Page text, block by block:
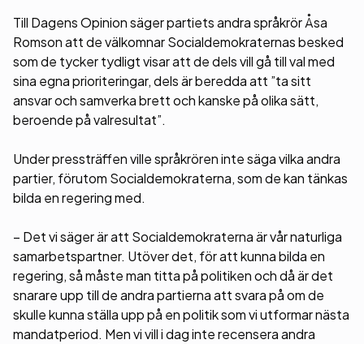
Till Dagens Opinion säger partiets andra språkrör Åsa
Romson att de välkomnar Socialdemokraternas besked
som de tycker tydligt visar att de dels vill gå till val med
sina egna prioriteringar, dels är beredda att ”ta sitt
ansvar och samverka brett och kanske på olika sätt,
beroende på valresultat”.
Under pressträffen ville språkrören inte säga vilka andra
partier, förutom Socialdemokraterna, som de kan tänkas
bilda en regering med.
– Det vi säger är att Socialdemokraterna är vår naturliga
samarbetspartner. Utöver det, för att kunna bilda en
regering, så måste man titta på politiken och då är det
snarare upp till de andra partierna att svara på om de
skulle kunna ställa upp på en politik som vi utformar nästa
mandatperiod. Men vi vill i dag inte recensera andra